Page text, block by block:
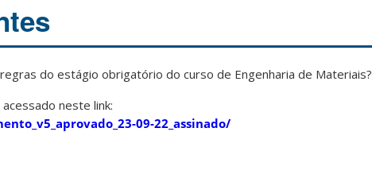
do estágio obrigatório do curso de Engenharia de Materiais?
neste link:
09-22_assinado/